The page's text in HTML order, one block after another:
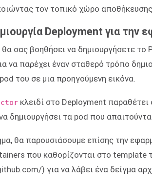
τον τοπικό χώρο
Deployment για την
σας βοηθήσει να δημιουργήσετε το
να παρέχει έναν σταθερό τρόπο
του σε μια προηγούμενη εικόνα.
κλειδί στο Deployment παραθέτει
δημιουργήσει τα pod που
θα παρουσιάσουμε επίσης την
που καθορίζονται στο
) για να λάβει ένα δείγμα